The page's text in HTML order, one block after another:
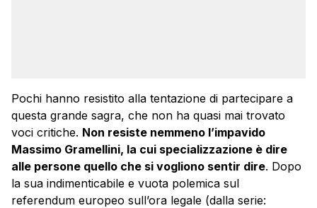
Pochi hanno resistito alla tentazione di partecipare a
questa grande sagra, che non ha quasi mai trovato
voci critiche. Non resiste nemmeno l’impavido
Massimo Gramellini, la cui specializzazione è dire
alle persone quello che si vogliono sentir dire. Dopo
la sua indimenticabile e vuota polemica sul
referendum europeo sull’ora legale (dalla serie: